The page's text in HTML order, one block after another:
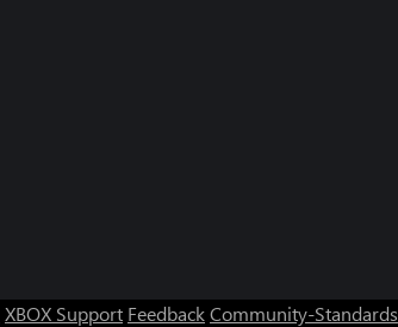
XBOX Support FeedbackCommunity-Standards